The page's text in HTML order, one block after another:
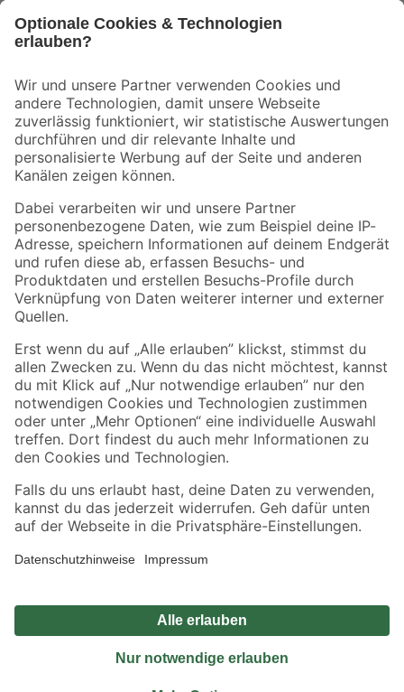
Der toom Newsletter: Keine Angebote und Aktionen mehr verpassen!
Zur Newsletter Anmeldung
Folge uns
Zahlungsarten Versandarten
Sicher einkaufen
Jetzt die toom-App herunterladen
Alle Preisangaben in EUR inkl. gesetzl. MwSt.. Die dargestellten Angebote sind unter
Umständen nicht in allen Märkten verfügbar. Die angegebenen Verfügbarkeiten beziehen
Produkte nur solange der Vorrat reicht.
*Paketversand ab 59 € versandkostenfrei, gilt nicht für Artikel mit Speditionsversand, hier
Privatsphäre Impressum
Nutzungsbedingungen
Widerrufsrecht
Vertrag widerrufen